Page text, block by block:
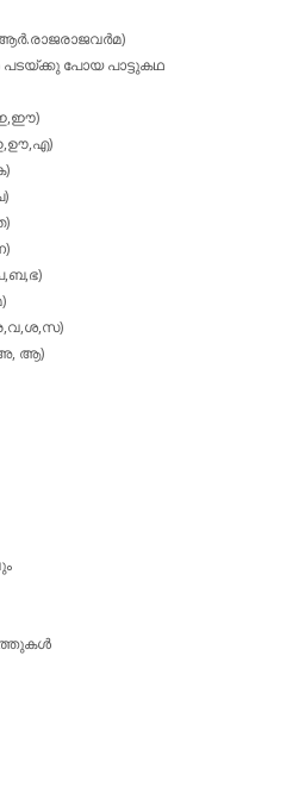
പടയ്‌ക്കു പോയ പാട്ടുകഥ
ആ)